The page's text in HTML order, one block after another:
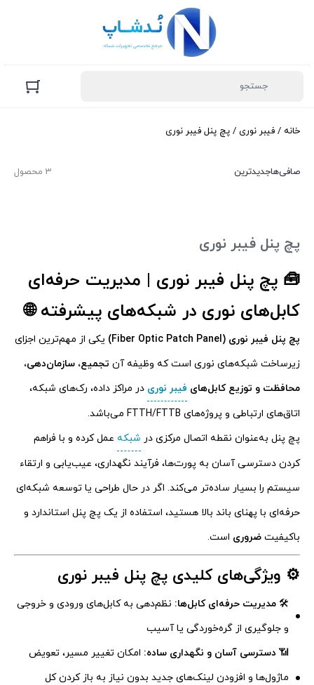
خانه / فیبر نوری / پچ پنل فیبر نوری
3 محصول صافی‌هاجدیدترین
پچ پنل فیبر نوری
🧰 پچ پنل فیبر نوری | مدیریت حرفه‌ای
کابل‌های نوری در شبکه‌های پیشرفته 🌐
پچ پنل فیبر نوری (Fiber Optic Patch Panel)
یکی از مهم‌ترین اجزای
زیرساخت شبکه‌های نوری است که وظیفه آن تجمیع، سازمان‌دهی،
محافظت و توزیع کابل‌های فیبر نوری در مراکز داده، رک‌های شبکه،
اتاق‌های ارتباطی و پروژه‌های FTTH/FTTB می‌باشد.
پچ پنل به‌عنوان نقطه اتصال مرکزی در شبکه عمل کرده و با فراهم
کردن دسترسی آسان به پورت‌ها، فرآیند نگهداری، عیب‌یابی و ارتقاء
سیستم را بسیار ساده‌تر می‌کند. اگر در حال طراحی یا توسعه شبکه‌ای
حرفه‌ای با پهنای باند بالا هستید، استفاده از یک پچ پنل استاندارد و
باکیفیت ضروری است.
⚙️ ویژگی‌های کلیدی پچ پنل فیبر نوری
🛠️ مدیریت حرفه‌ای کابل‌ها: نظم‌دهی به کابل‌های ورودی و خروجی
و جلوگیری از گره‌خوردگی یا آسیب
📶 دسترسی آسان و نگهداری ساده: امکان تغییر مسیر، تعویض
ماژول‌ها و افزودن لینک‌های جدید بدون نیاز به باز کردن کل